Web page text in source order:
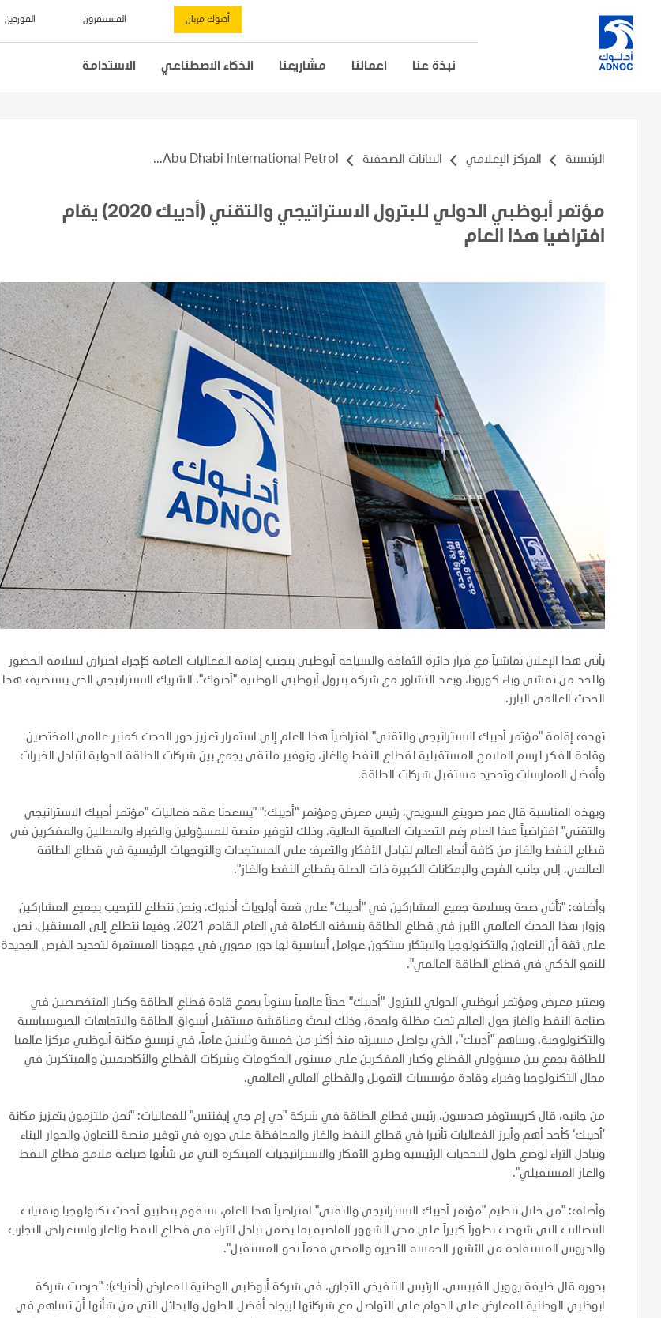
أدنوك مربان المستثمرون الموردين
نبذة عنا اعمالنا مشاريعنا الذكاء الاصطناعي الاستدامة
الرئيسية المركز الإعلامي البيانات الصحفية Abu Dhabi International Petrol...
مؤتمر أبوظبي الدولي للبترول الاستراتيجي والتقني (أديبك 2020) يقام
افتراضيا هذا العام
يأتي هذا الإعلان تماشياً مع قرار دائرة الثقافة والسياحة أبوظبي بتجنب إقامة الفعاليات العامة كإجراء احترازي لسلامة الحضور
وللحد من تفشي وباء كورونا، وبعد التشاور مع شركة بترول أبوظبي الوطنية "أدنوك"، الشريك الاستراتيجي الذي يستضيف هذا
الحدث العالمي البارز.
تهدف إقامة "مؤتمر أديبك الاستراتيجي والتقني" افتراضياً هذا العام إلى استمرار تعزيز دور الحدث كمنبر عالمي للمختصين
وقادة الفكر لرسم الملامح المستقبلية لقطاع النفط والغاز، وتوفير ملتقى يجمع بين شركات الطاقة الدولية لتبادل الخبرات
وأفضل الممارسات وتحديد مستقبل شركات الطاقة.
وبهذه المناسبة قال عمر صوينع السويدي، رئيس معرض ومؤتمر "أديبك:" "يسعدنا عقد فعاليات "مؤتمر أديبك الاستراتيجي
والتقني" افتراضياً هذا العام رغم التحديات العالمية الحالية، وذلك لتوفير منصة للمسؤولين والخبراء والمحللين والمفكرين في
قطاع النفط والغاز من كافة أنحاء العالم لتبادل الأفكار والتعرف على المستجدات والتوجهات الرئيسية في قطاع الطاقة
العالمي، إلى جانب الفرص والإمكانات الكبيرة ذات الصلة بقطاع النفط والغاز".
وأضاف: "تأتي صحة وسلامة جميع المشاركين في "أديبك" على قمة أولويات أدنوك، ونحن نتطلع للترحيب بجميع المشاركين
وزوار هذا الحدث العالمي الأبرز في قطاع الطاقة بنسخته الكاملة في العام القادم 2021. وفيما نتطلع إلى المستقبل، نحن
على ثقة أن التعاون والتكنولوجيا والابتكار ستكون عوامل أساسية لها دور محوري في جهودنا المستمرة لتحديد الفرص الجديدة
للنمو الذكي في قطاع الطاقة العالمي".
ويعتبر معرض ومؤتمر أبوظبي الدولي للبترول "أديبك" حدثاً عالمياً سنوياً يجمع قادة قطاع الطاقة وكبار المتخصصين في
صناعة النفط والغاز حول العالم تحت مظلة واحدة، وذلك لبحث ومناقشة مستقبل أسواق الطاقة والاتجاهات الجيوسياسية
والتكنولوجية. وساهم "أديبك"، الذي يواصل مسيرته منذ أكثر من خمسة وثلاثين عاماً، في ترسيخ مكانة أبوظبي مركزا عالميا
للطاقة يجمع بين مسؤولي القطاع وكبار المفكرين على مستوى الحكومات وشركات القطاع والأكاديميين والمبتكرين في
مجال التكنولوجيا وخبراء وقادة مؤسسات التمويل والقطاع المالي العالمي.
من جانبه، قال كريستوفر هدسون، رئيس قطاع الطاقة في شركة "دي إم جي إيفنتس" للفعاليات: "نحن ملتزمون بتعزيز مكانة
’أديبك‘ كأحد أهم وأبرز الفعاليات تأثيرا في قطاع النفط والغاز والمحافظة على دوره في توفير منصة للتعاون والحوار البناء
وتبادل الآراء لوضع حلول للتحديات الرئيسية وطرح الأفكار والاستراتيجيات المبتكرة التي من شأنها صياغة ملامح قطاع النفط
والغاز المستقبلي".
وأضاف: "من خلال تنظيم "مؤتمر أديبك الاستراتيجي والتقني" افتراضياً هذا العام، سنقوم بتطبيق أحدث تكنولوجيا وتقنيات
الاتصالات التي شهدت تطوراً كبيراً على مدى الشهور الماضية بما يضمن تبادل الآراء في قطاع النفط والغاز واستعراض التجارب
والدروس المستفادة من الأشهر الخمسة الأخيرة والمضي قدماً نحو المستقبل".
بدوره قال خليفة يهويل القبيسي، الرئيس التنفيذي التجاري، في شركة أبوظبي الوطنية للمعارض (أدنيك): "حرصت شركة
ابوظبي الوطنية للمعارض على الدوام على التواصل مع شركائها لإيجاد أفضل الحلول والبدائل التي من شأنها أن تساهم في